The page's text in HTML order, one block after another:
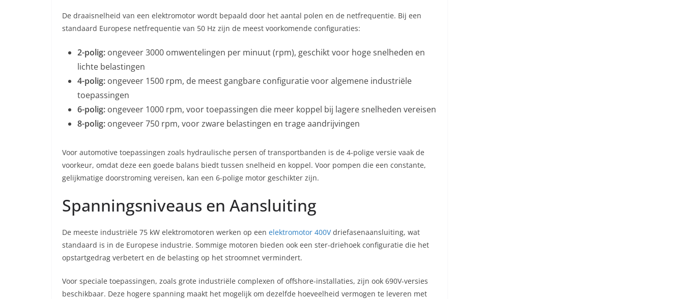
De draaisnelheid van een elektromotor wordt bepaald door het aantal polen en de netfrequentie. Bij een
standaard Europese netfrequentie van 50 Hz zijn de meest voorkomende configuraties:
2-polig: ongeveer 3000 omwentelingen per minuut (rpm), geschikt voor hoge snelheden en
lichte belastingen
4-polig: ongeveer 1500 rpm, de meest gangbare configuratie voor algemene industriële
toepassingen
6-polig: ongeveer 1000 rpm, voor toepassingen die meer koppel bij lagere snelheden vereisen
8-polig: ongeveer 750 rpm, voor zware belastingen en trage aandrijvingen
Voor automotive toepassingen zoals hydraulische persen of transportbanden is de 4-polige versie vaak de
voorkeur, omdat deze een goede balans biedt tussen snelheid en koppel. Voor pompen die een constante,
gelijkmatige doorstroming vereisen, kan een 6-polige motor geschikter zijn.
Spanningsniveaus en Aansluiting
De meeste industriële 75 kW elektromotoren werken op een elektromotor 400Vdriefasenaansluiting, wat
standaard is in de Europese industrie. Sommige motoren bieden ook een ster-driehoek configuratie die het
opstartgedrag verbetert en de belasting op het stroomnet vermindert.
Voor speciale toepassingen, zoals grote industriële complexen of offshore-installaties, zijn ook 690V-versies
beschikbaar. Deze hogere spanning maakt het mogelijk om dezelfde hoeveelheid vermogen te leveren met